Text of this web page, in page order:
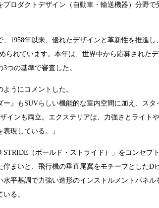
ロダクトデザイン（自動車・輸送機器）分野で
1958年以来、優れたデザインと革新性を推進し
られています。本年は、世界中から応募されたデ
つの基準で審査した。
うにコメントした。
』もSUVらしい機能的な室内空間に加え、スタ
インも両立。エクステリアは、力強さとライト
現している。」
（ボールド・ストライド）」をコンセプ
まいと、飛行機の垂直尾翼をモチーフとしたD
平基調で力強い造形のインストルメントパネル
る。